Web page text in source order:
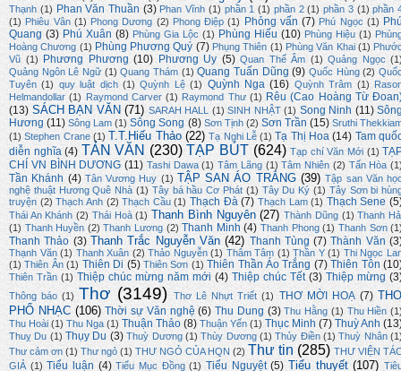
Thạnh (1) Phan Văn Thuần (3) Phan Vĩnh (1) phần 1 (1) phần 2 (1) phần 3 (1) phần
(1) Phiêu Vân (1) Phong Dương (2) Phong Điệp (1) Phỏng vấn (7) Phú Ngọc (1)
Quang (3) Phú Xuân (8) Phùng Gia Lộc (1) Phùng Hiếu (10) Phùng Hiệu (1)
Hoàng Chương (1) Phùng Phương Quý (7) Phụng Thiên (1) Phùng Văn Khai (1)
Vũ (1) Phương Phương (10) Phương Uy (5) Quan Thế Âm (1) Quảng Ngọc
Quảng Ngôn Lê Ngữ (1) Quang Thám (1) Quang Tuấn Dũng (9) Quốc Hùng (2)
Tuyên (1) quy luật dịch (1) Quỳnh Lệ (1) Quỳnh Nga (16) Quỳnh Trâm (1)
Helmandollar (1) Raymond Carver (1) Raymond Thư (1) Rêu (Cao Hoàng Từ
(13) SÁCH BẠN VĂN (71) SARAH HALL (1) SINH NHẬT (1) Song Ninh (11)
Hương (11) Sông Lam (1) Sông Song (8) Sơn Tịnh (2) Sơn Trần (15) Sruthi
(1) Stephen Crane (1) T.T.Hiếu Thảo (22) Tạ Nghi Lễ (1) Tạ Thị Hoa (14) Tam
diễn nghĩa (4) TẢN VĂN (230) TẠP BÚT (624) Tạp chí Văn Mới (1)
CHÍ VN BÌNH DƯƠNG (11) Tashi Dawa (1) Tâm Lãng (1) Tâm Nhiên (2) Tấn Hòa
Tần Khánh (4) Tân Vương Huy (1) TẬP SAN ÁO TRẮNG (39) Tập san Văn
nghệ thuật Hương Quê Nhà (1) Tây bá hầu Cơ Phát (1) Tây Du Ký (1) Tây Sơn bi
truyện (2) Thạch Anh (2) Thạch Cầu (1) Thạch Đà (7) Thạch Lam (1) Thạch Sene
Thái An Khánh (2) Thái Hoà (1) Thanh Bình Nguyên (27) Thành Dũng (1) Thanh
(1) Thanh Huyền (2) Thanh Lương (2) Thanh Minh (4) Thanh Phong (1) Thanh Sơn
Thanh Thảo (3) Thanh Trắc Nguyễn Văn (42) Thanh Tùng (7) Thành Văn
Thạnh Văn (1) Thanh Xuân (2) Thảo Nguyễn (1) Thâm Tâm (1) Thần Y (1) Thi Ngọc
(1) Thiên Ân (1) Thiên Di (5) Thiên Sơn (1) Thiên Thần Áo Trắng (7) Thiên Tôn
Thiên Trần (1) Thiệp chúc mừng năm mới (4) Thiệp chúc Tết (3) Thiệp mừng
Thông báo (1) Thơ (3149) Thơ Lê Nhựt Triết (1) THƠ MỜI HOẠ (7)
PHỔ NHẠC (106) Thời sự Văn nghệ (6) Thu Dung (3) Thu Hằng (1) Thu Hiền
Thu Hoài (1) Thu Nga (1) Thuận Thảo (8) Thuận Yến (1) Thục Minh (7) Thuỳ Anh
Thuỵ Du (1) Thụy Du (3) Thuỳ Dương (1) Thùy Dương (1) Thủy Điền (1) Thuỳ Nhân
Thư cảm ơn (1) Thư ngỏ (1) THƯ NGỎ CỦA HQN (2) Thư tin (285) THƯ VIỆN
GIẢ (1) Tiểu luận (4) Tiểu Mục Đồng (1) Tiểu Nguyệt (5) Tiểu thuyết (107)